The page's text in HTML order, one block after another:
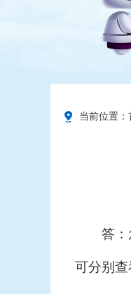
当前位置：
答
可分别查